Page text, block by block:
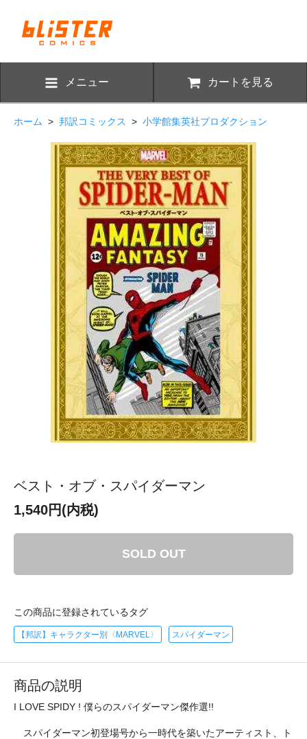
メニュー カートを見る
ホーム > 邦訳コミックス > 小学館集英社プロダクション
ベスト・オブ・スパイダーマン
1,540円(内税)
SOLD OUT
この商品に登録されているタグ
【邦訳】キャラクター別〈MARVEL〉 スパイダーマン
商品の説明
I LOVE SPIDY ! 僕らのスパイダーマン傑作選!!
スパイダーマン初登場号から一時代を築いたアーティスト、ト